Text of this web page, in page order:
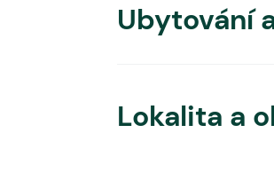
Ubytování
Lokalita a